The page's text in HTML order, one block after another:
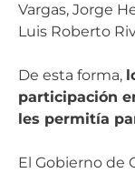
Vargas, Jorge
Luis Roberto
De esta forma,
participación
les permitía
El Gobierno de